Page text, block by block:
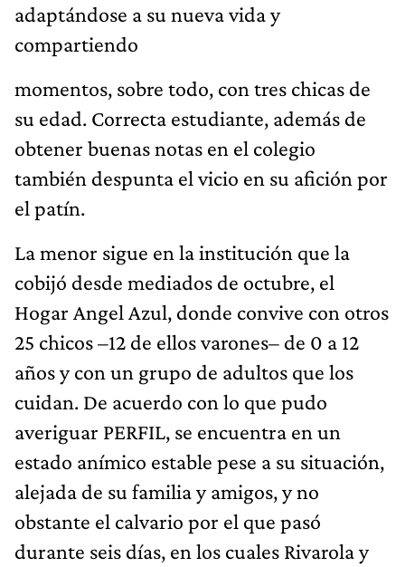
adaptándose a su nueva vida y
compartiendo
momentos, sobre todo, con tres chicas de
su edad. Correcta estudiante, además de
obtener buenas notas en el colegio
también despunta el vicio en su afición por
el patín.
La menor sigue en la institución que la
cobijó desde mediados de octubre, el
Hogar Angel Azul, donde convive con otros
25 chicos –12 de ellos varones– de 0 a 12
años y con un grupo de adultos que los
cuidan. De acuerdo con lo que pudo
averiguar PERFIL, se encuentra en un
estado anímico estable pese a su situación,
alejada de su familia y amigos, y no
obstante el calvario por el que pasó
durante seis días, en los cuales Rivarola y